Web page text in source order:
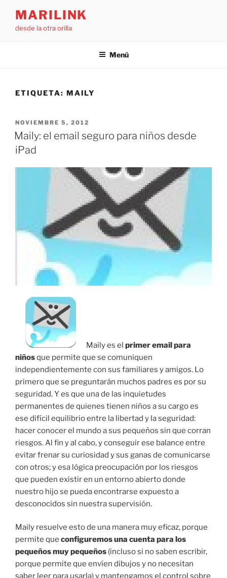
contenido
MARILINK
desde la otra orilla
Menú
ETIQUETA: MAILY
PUBLICADO
EL
NOVIEMBRE 5, 2012
Maily: el email seguro para niños desde
iPad
Maily es el primer email para
niñosque permite que se comuniquen
independientemente con sus familiares y amigos. Lo
primero que se preguntarán muchos padres es por su
seguridad. Y es que una de las inquietudes
permanentes de quienes tienen niños a su cargo es
ese difícil equilibrio entre la libertad y la seguridad:
hacer conocer el mundo a sus pequeños sin que corran
riesgos. Al fin y al cabo, y conseguir ese balance entre
evitar frenar su curiosidad y sus ganas de comunicarse
con otros; y esa lógica preocupación por los riesgos
que pueden existir en un entorno abierto donde
nuestro hijo se pueda encontrarse expuesto a
desconocidos sin nuestra supervisión.
Maily resuelve esto de una manera muy eficaz, porque
permite que configuremos una cuenta para los
pequeños muy pequeños (incluso si no saben escribir,
porque permite que envíen dibujos y no necesitan
saber leer para usarla) y mantengamos el control sobre